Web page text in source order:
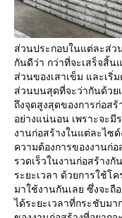
ส่วนประกอบในแต่ละส่ว
กันดีว่า กว่าที่จะเสร็จสิ้
ส่วนของเสาเข็ม และเริ่
ส่วนบนสุดที่จะว่ากันด้วย
ถึงจุดสูงสุดของการก่อส
อย่างแน่นอน เพราะจะมี
งานก่อสร้างในแต่ละไซ
ความต้องการของงานก่
รวดเร็วในงานก่อสร้าง
ระยะเวลา ด้วยการใช้โ
มาใช้งานกันเลย ซึ่งจะถื
ได้ระยะเวลาที่กระชับม